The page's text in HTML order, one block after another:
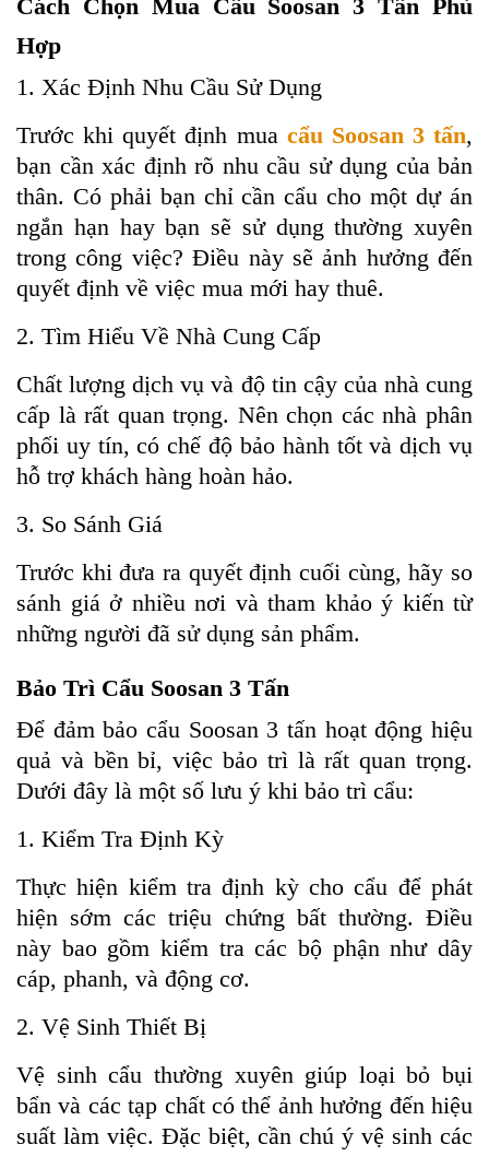
Cách Chọn Mua Cẩu Soosan 3 Tấn Phù
Hợp
1. Xác Định Nhu Cầu Sử Dụng
Trước khi quyết định mua cẩu Soosan 3 tấn,
bạn cần xác định rõ nhu cầu sử dụng của bản
thân. Có phải bạn chỉ cần cẩu cho một dự án
ngắn hạn hay bạn sẽ sử dụng thường xuyên
trong công việc? Điều này sẽ ảnh hưởng đến
quyết định về việc mua mới hay thuê.
2. Tìm Hiểu Về Nhà Cung Cấp
Chất lượng dịch vụ và độ tin cậy của nhà cung
cấp là rất quan trọng. Nên chọn các nhà phân
phối uy tín, có chế độ bảo hành tốt và dịch vụ
hỗ trợ khách hàng hoàn hảo.
3. So Sánh Giá
Trước khi đưa ra quyết định cuối cùng, hãy so
sánh giá ở nhiều nơi và tham khảo ý kiến từ
những người đã sử dụng sản phẩm.
Bảo Trì Cẩu Soosan 3 Tấn
Để đảm bảo cẩu Soosan 3 tấn hoạt động hiệu
quả và bền bỉ, việc bảo trì là rất quan trọng.
Dưới đây là một số lưu ý khi bảo trì cẩu:
1. Kiểm Tra Định Kỳ
Thực hiện kiểm tra định kỳ cho cẩu để phát
hiện sớm các triệu chứng bất thường. Điều
này bao gồm kiểm tra các bộ phận như dây
cáp, phanh, và động cơ.
2. Vệ Sinh Thiết Bị
Vệ sinh cẩu thường xuyên giúp loại bỏ bụi
bẩn và các tạp chất có thể ảnh hưởng đến hiệu
suất làm việc. Đặc biệt, cần chú ý vệ sinh các